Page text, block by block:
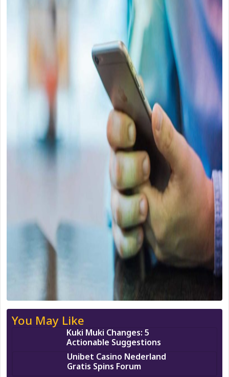
You May Like
Kuki Muki Changes: 5
Actionable Suggestions
Unibet Casino Nederland
Gratis Spins Forum